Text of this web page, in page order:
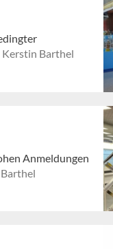
Barthel
Anmeldungen